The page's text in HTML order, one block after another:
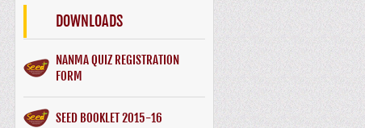
DOWNLOADS
NANMA QUIZ REGISTRATION
FORM
SEED BOOKLET 2015-16